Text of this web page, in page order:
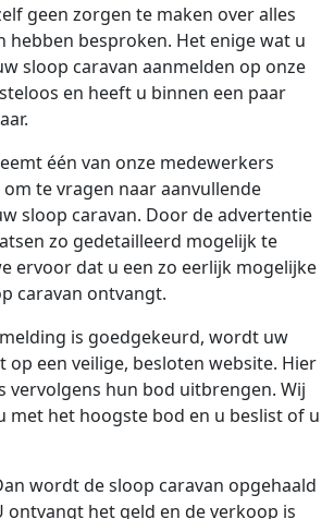
geen zorgen te maken over alles
hebben besproken. Het enige wat u
sloop caravan aanmelden op onze
en heeft u binnen een paar
één van onze medewerkers
te vragen naar aanvullende
sloop caravan. Door de advertentie
zo gedetailleerd mogelijk te
ervoor dat u een zo eerlijk mogelijke
caravan ontvangt.
is goedgekeurd, wordt uw
op een veilige, besloten website. Hier
vervolgens hun bod uitbrengen. Wij
met het hoogste bod en u beslist of u
wordt de sloop caravan opgehaald
ontvangt het geld en de verkoop is